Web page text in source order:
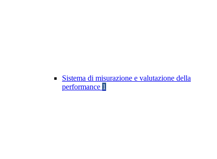
Sistema di misurazione e valutazione della
performance 1